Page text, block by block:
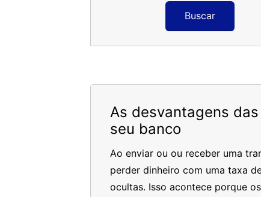
Buscar
As desvantagens
seu banco
Ao enviar ou ou receber uma
perder dinheiro com uma taxa
ocultas. Isso acontece porque